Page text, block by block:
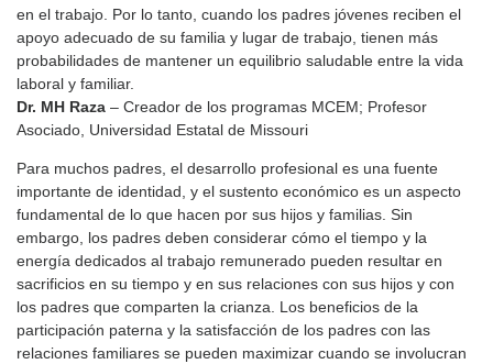
en el trabajo. Por lo tanto, cuando los padres jóvenes reciben el
apoyo adecuado de su familia y lugar de trabajo, tienen más
probabilidades de mantener un equilibrio saludable entre la vida
laboral y familiar.
Dr. MH Raza – Creador de los programas MCEM; Profesor
Asociado, Universidad Estatal de Missouri
Para muchos padres, el desarrollo profesional es una fuente
importante de identidad, y el sustento económico es un aspecto
fundamental de lo que hacen por sus hijos y familias. Sin
embargo, los padres deben considerar cómo el tiempo y la
energía dedicados al trabajo remunerado pueden resultar en
sacrificios en su tiempo y en sus relaciones con sus hijos y con
los padres que comparten la crianza. Los beneficios de la
participación paterna y la satisfacción de los padres con las
relaciones familiares se pueden maximizar cuando se involucran